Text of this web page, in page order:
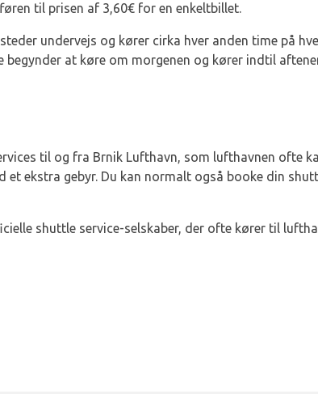
til prisen af 3,60€ for en enkeltbillet.
undervejs og kører cirka hver anden time på
begynder at køre om morgenen og kører indtil
til og fra Brnik Lufthavn, som lufthavnen ofte
ekstra gebyr. Du kan normalt også booke din
shuttle service-selskaber, der ofte kører til